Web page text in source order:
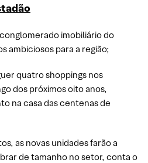
imobiliário do
ambiciosos para a região;
quatro shoppings nos
dos próximos oito anos,
na casa das centenas de
as novas unidades farão a
de tamanho no setor, conta o